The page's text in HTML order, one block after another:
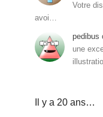
Votre
avoi…
pedibus
une
Il y a 20 ans…